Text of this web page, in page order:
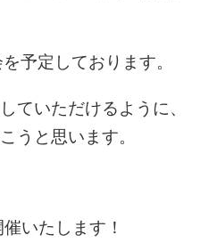
予定しております。
ていただけるように、
うと思います。
いたします！